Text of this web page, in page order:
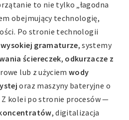
to nie tylko „łagodna
obejmujący technologię,
Po stronie technologii
gramaturze, systemy
ściereczek, odkurzacze z
lub z użyciemwody
oraz maszyny bateryjne o
kolei po stronie procesów —
, digitalizacja